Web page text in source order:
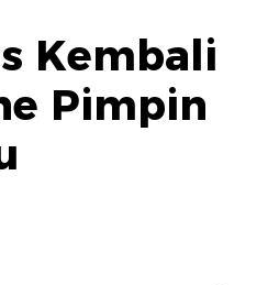
Kembali
Pimpin